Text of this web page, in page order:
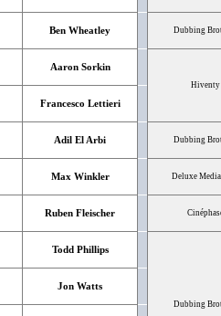
Ben Wheatley Dubbing
Aaron Sorkin
Hiventy
Francesco Lettieri
Adil El Arbi Dubbing
Max Winkler Deluxe
Ruben Fleischer
Todd Phillips
Dubbing
Jon Watts